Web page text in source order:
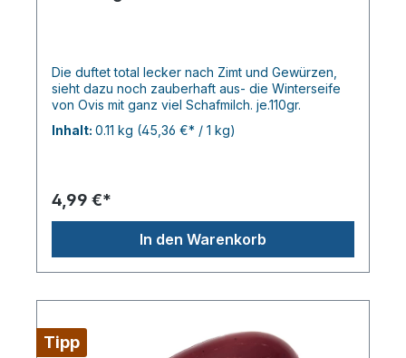
Die duftet total lecker nach Zimt und Gewürzen,
sieht dazu noch zauberhaft aus- die Winterseife
von Ovis mit ganz viel Schafmilch. je.110gr.
Inhalt: 0.11 kg (45,36 €* / 1 kg)
4,99 €*
In den Warenkorb
Tipp